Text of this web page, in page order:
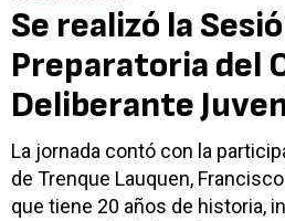
Se realizó la
Preparatoria del
Deliberante
La jornada contó con la
de Trenque Lauquen,
que tiene 20 años de historia,